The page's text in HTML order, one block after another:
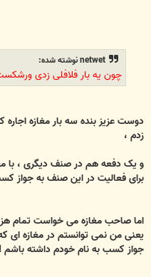
netwet نوشته شده:
چون یه بار فلافلی زدی
دوست عزیز بنده سه بار مغازه
زدم ،
و یک دفعه هم در صنف دیگری ، با
برای فعالیت در این صنف به جواز
اما صاحب مغازه می خواست تمام
یعنی من نمی توانستم در مغازه ای
جواز کسب به نام خودم داشته باشم